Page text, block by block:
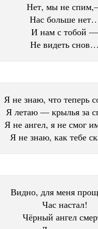
Нет, мы не
Нас больше
И нам с тобой —
Не видеть снов…
Я не знаю, что теперь
Я летаю — крылья за
Я не ангел, я не смог
Я не знаю, как тебе
Видно, для меня
Час настал!
Чёрный ангел